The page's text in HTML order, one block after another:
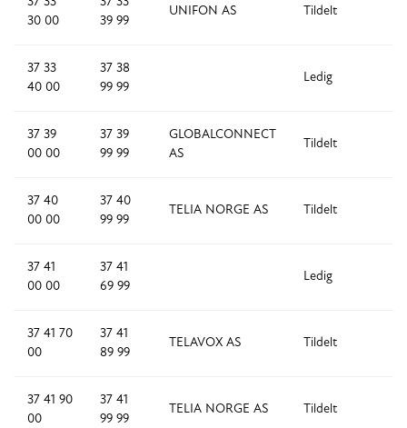
30 00
39 99
UNIFON AS Tildelt
37 33
40 00
37 38
99 99
Ledig
37 39
00 00
37 39
99 99
GLOBALCONNECT
AS
Tildelt
37 40
00 00
37 40
99 99
TELIA NORGE AS Tildelt
37 41
00 00
37 41
69 99
Ledig
37 41 70
00
37 41
89 99
TELAVOX AS Tildelt
37 41 90
00
37 41
99 99
TELIA NORGE AS Tildelt